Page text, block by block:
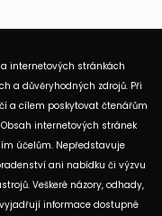
internetových stránkách
a důvěryhodných zdrojů. Při
a cílem poskytovat čtenářům
internetových stránek
účelům. Nepředstavuje
ani nabídku či výzvu
Veškeré názory, odhady,
informace dostupné